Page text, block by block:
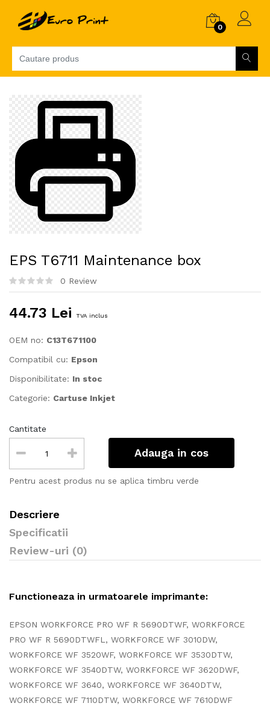
0
EPS T6711 Maintenance box
0 Review
44.73 Lei TVA inclus
OEM no: C13T671100
Compatibil cu: Epson
Disponibilitate: In stoc
Categorie: Cartuse Inkjet
Cantitate
Adauga in cos
Pentru acest produs nu se aplica timbru verde
Descriere
Specificatii
Review-uri (0)
Functioneaza in urmatoarele imprimante:
EPSON WORKFORCE PRO WF R 5690DTWF, WORKFORCE
PRO WF R 5690DTWFL, WORKFORCE WF 3010DW,
WORKFORCE WF 3520WF, WORKFORCE WF 3530DTW,
WORKFORCE WF 3540DTW, WORKFORCE WF 3620DWF,
WORKFORCE WF 3640, WORKFORCE WF 3640DTW,
WORKFORCE WF 7110DTW, WORKFORCE WF 7610DWF